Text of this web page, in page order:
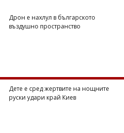
Дрон е нахлул в българското
въздушно пространство
Дете е сред жертвите на нощните
руски удари край Киев